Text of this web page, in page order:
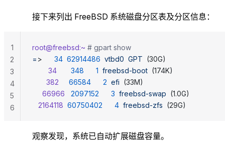
接下来列出 FreeBSD 系统磁盘分区表及分区信息：
root@freebsd:~ # gpart show
= > 34
  62914486
  vtbd0
  GPT
  (30G)
        34
       348
      1
  freebsd-boot
  (174K)
       382
     66584
      2
  efi
  (33M)
     66966
   2097152
      3
  freebsd-swap
  (1.0G)
   2164118
  60750402
      4
  freebsd-zfs
  (29G)
1
2
3
4
5
6
观察发现，系统已自动扩展磁盘容量。